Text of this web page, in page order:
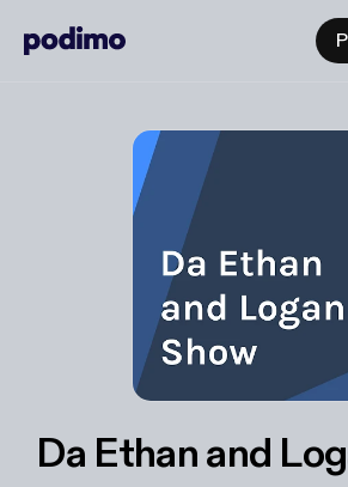
Da Ethan and